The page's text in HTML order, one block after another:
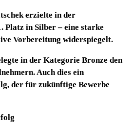
erzielte in der
Platz in Silber – eine starke
Vorbereitung widerspiegelt.
in der Kategorie Bronze den
Auch dies ein
der für zukünftige Bewerbe